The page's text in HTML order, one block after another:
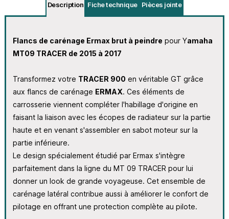
Description Fiche technique Pièces jointe
Flancs de carénage Ermax brut à peindre pour Yamaha
MT09 TRACER de 2015 à 2017
Transformez votre TRACER 900 en véritable GT grâce
aux flancs de carénage ERMAX. Ces éléments de
carrosserie viennent compléter l'habillage d'origine en
faisant la liaison avec les écopes de radiateur sur la partie
haute et en venant s'assembler en sabot moteur sur la
partie inférieure.
Le design spécialement étudié par Ermax s'intègre
parfaitement dans la ligne du MT 09 TRACER pour lui
donner un look de grande voyageuse. Cet ensemble de
carénage latéral contribue aussi à améliorer le confort de
pilotage en offrant une protection complète au pilote.